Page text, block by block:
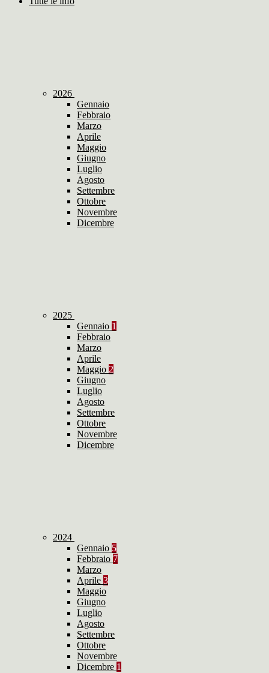
2026
Gennaio
Febbraio
Marzo
Aprile
Maggio
Giugno
Luglio
Agosto
Settembre
Ottobre
Novembre
Dicembre
2025
Gennaio 1
Febbraio
Marzo
Aprile
Maggio 2
Giugno
Luglio
Agosto
Settembre
Ottobre
Novembre
Dicembre
2024
Gennaio 5
Febbraio 7
Marzo
Aprile 3
Maggio
Giugno
Luglio
Agosto
Settembre
Ottobre
Novembre
Dicembre 1